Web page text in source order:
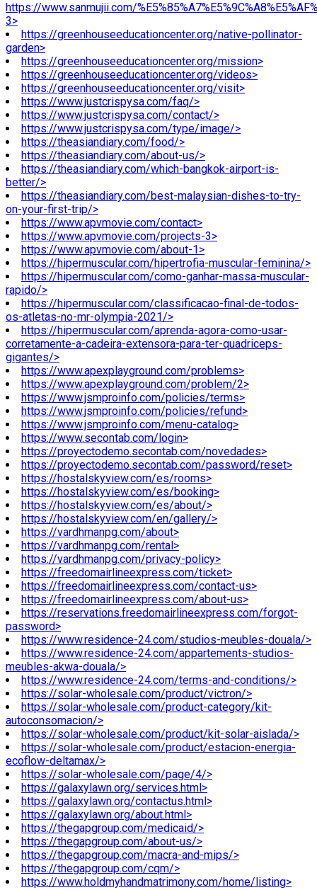
https://www.sanmujii.com/
3>
https://greenhouseeducationcenter.org/native-pollinator-
garden>
https://greenhouseeducationcenter.org/mission>
https://greenhouseeducationcenter.org/videos>
https://greenhouseeducationcenter.org/visit>
https://www.justcrispysa.com/faq/>
https://www.justcrispysa.com/contact/>
https://www.justcrispysa.com/type/image/>
https://theasiandiary.com/food/>
https://theasiandiary.com/about-us/>
https://theasiandiary.com/which-bangkok-airport-is-
better/>
https://theasiandiary.com/best-malaysian-dishes-to-try-
on-your-first-trip/>
https://www.apvmovie.com/contact>
https://www.apvmovie.com/projects-3>
https://www.apvmovie.com/about-1>
https://hipermuscular.com/hipertrofia-muscular-feminina/>
https://hipermuscular.com/como-ganhar-massa-muscular-
rapido/>
https://hipermuscular.com/classificacao-final-de-todos-
os-atletas-no-mr-olympia-2021/>
https://hipermuscular.com/aprenda-agora-como-usar-
corretamente-a-cadeira-extensora-para-ter-quadriceps-
gigantes/>
https://www.apexplayground.com/problems>
https://www.apexplayground.com/problem/2>
https://www.jsmproinfo.com/policies/terms>
https://www.jsmproinfo.com/policies/refund>
https://www.jsmproinfo.com/menu-catalog>
https://www.secontab.com/login>
https://proyectodemo.secontab.com/novedades>
https://proyectodemo.secontab.com/password/reset>
https://hostalskyview.com/es/rooms>
https://hostalskyview.com/es/booking>
https://hostalskyview.com/es/about/>
https://hostalskyview.com/en/gallery/>
https://vardhmanpg.com/about>
https://vardhmanpg.com/rental>
https://vardhmanpg.com/privacy-policy>
https://freedomairlineexpress.com/ticket>
https://freedomairlineexpress.com/contact-us>
https://freedomairlineexpress.com/about-us>
https://reservations.freedomairlineexpress.com/forgot-
password>
https://www.residence-24.com/studios-meubles-douala/>
https://www.residence-24.com/appartements-studios-
meubles-akwa-douala/>
https://www.residence-24.com/terms-and-conditions/>
https://solar-wholesale.com/product/victron/>
https://solar-wholesale.com/product-category/kit-
autoconsomacion/>
https://solar-wholesale.com/product/kit-solar-aislada/>
https://solar-wholesale.com/product/estacion-energia-
ecoflow-deltamax/>
https://solar-wholesale.com/page/4/>
https://galaxylawn.org/services.html>
https://galaxylawn.org/contactus.html>
https://galaxylawn.org/about.html>
https://thegapgroup.com/medicaid/>
https://thegapgroup.com/about-us/>
https://thegapgroup.com/macra-and-mips/>
https://thegapgroup.com/cqm/>
https://www.holdmyhandmatrimony.com/home/listing>